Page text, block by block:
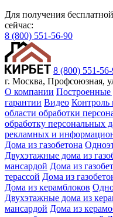
Для получения
сейчас:
8 (800) 551-56-90
8 (800) 551-
г. Москва, Профсоюзная,
О компании Построенные
гарантии Видео Контроль
области обработки
обработку персональных
рекламных и
Дома из газобетона
Двухэтажные дома из
мансардой Дома из
терассой Дома из
Дома из керамблоков
Двухэтажные дома из
мансардой Дома из